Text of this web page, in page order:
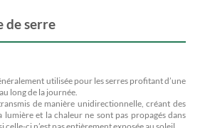
de serre
utilisée pour les serres profitant d’une
long de la journée.
de manière unidirectionnelle, créant des
lumière et la chaleur ne sont pas propagés dans